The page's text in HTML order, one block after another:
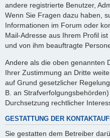
andere registrierte Benutzer,
Wenn Sie Fragen dazu haben,
Informationen im Forum oder
Mail-Adresse aus Ihrem Profil
und von ihm beauftragte
Andere als die oben genannten
Ihrer Zustimmung an Dritte
auf Grund gesetzlicher
B. an
Durchsetzung rechtlicher
GESTATTUNG DER
Sie gestatten dem Betreiber